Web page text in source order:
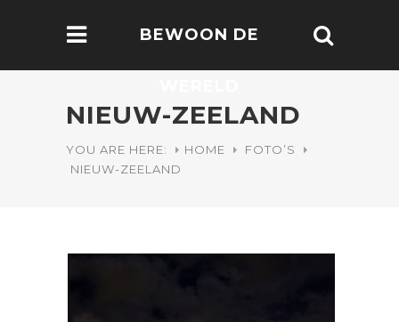
BEWOON DE
NIEUW-ZEELAND
YOU ARE HERE: HOME
FOTO’S
NIEUW-ZEELAND